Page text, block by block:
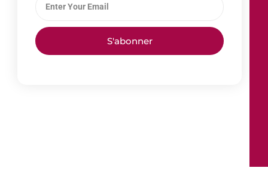
S'abonner